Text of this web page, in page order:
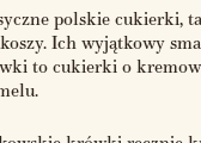
polskie cukierki,
Ich wyjątkowy
to cukierki o